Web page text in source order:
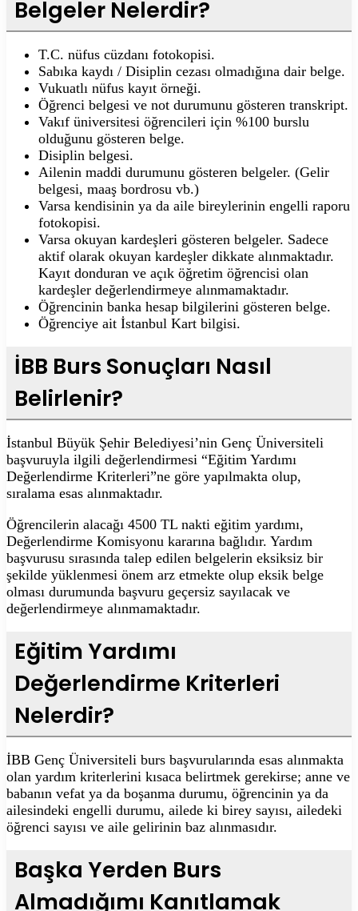
Belgeler Nelerdir?
T.C. nüfus cüzdanı fotokopisi.
Sabıka kaydı / Disiplin cezası olmadığına dair belge.
Vukuatlı nüfus kayıt örneği.
Öğrenci belgesi ve not durumunu gösteren transkript.
Vakıf üniversitesi öğrencileri için %100 burslu
olduğunu gösteren belge.
Disiplin belgesi.
Ailenin maddi durumunu gösteren belgeler. (Gelir
belgesi, maaş bordrosu vb.)
Varsa kendisinin ya da aile bireylerinin engelli raporu
fotokopisi.
Varsa okuyan kardeşleri gösteren belgeler. Sadece
aktif olarak okuyan kardeşler dikkate alınmaktadır.
Kayıt donduran ve açık öğretim öğrencisi olan
kardeşler değerlendirmeye alınmamaktadır.
Öğrencinin banka hesap bilgilerini gösteren belge.
Öğrenciye ait İstanbul Kart bilgisi.
İBB Burs Sonuçları Nasıl
Belirlenir?
İstanbul Büyük Şehir Belediyesi’nin Genç Üniversiteli
başvuruyla ilgili değerlendirmesi “Eğitim Yardımı
Değerlendirme Kriterleri”ne göre yapılmakta olup,
sıralama esas alınmaktadır.
Öğrencilerin alacağı 4500 TL nakti eğitim yardımı,
Değerlendirme Komisyonu kararına bağlıdır. Yardım
başvurusu sırasında talep edilen belgelerin eksiksiz bir
şekilde yüklenmesi önem arz etmekte olup eksik belge
olması durumunda başvuru geçersiz sayılacak ve
değerlendirmeye alınmamaktadır.
Eğitim Yardımı
Değerlendirme Kriterleri
Nelerdir?
İBB Genç Üniversiteli burs başvurularında esas alınmakta
olan yardım kriterlerini kısaca belirtmek gerekirse; anne ve
babanın vefat ya da boşanma durumu, öğrencinin ya da
ailesindeki engelli durumu, ailede ki birey sayısı, ailedeki
öğrenci sayısı ve aile gelirinin baz alınmasıdır.
Başka Yerden Burs
Almadığımı Kanıtlamak